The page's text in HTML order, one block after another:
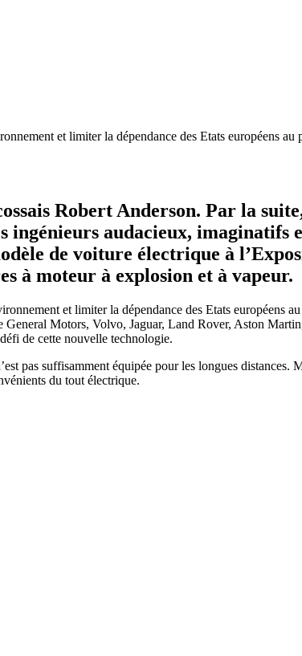
et limiter la dépendance des Etats européens au
Robert Anderson. Par la
ingénieurs audacieux, imaginatifs
de voiture électrique à
à moteur à explosion et à vapeur.
et limiter la dépendance des Etats européens
Motors, Volvo, Jaguar, Land Rover, Aston
de cette nouvelle technologie.
pas suffisamment équipée pour les longues distances.
du tout électrique.